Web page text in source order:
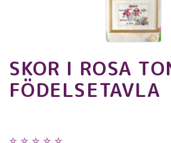
SKOR I ROSA
FÖDELSETAVLA